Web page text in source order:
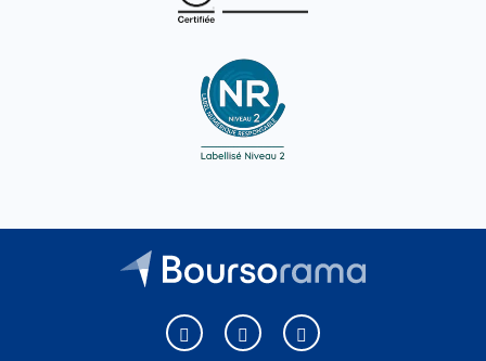
Boursorama sur Facebook
Boursorama sur XBoursorama sur